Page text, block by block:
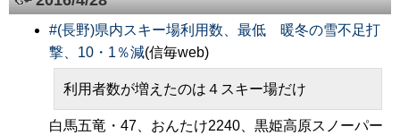
#(長野)県内スキー場利用数、最低 暖冬の雪不足打
撃、10・1％減(信毎web)
利用者数が増えたのは４スキー場だけ
白馬五竜・47、おんたけ2240、黒姫高原スノーパー